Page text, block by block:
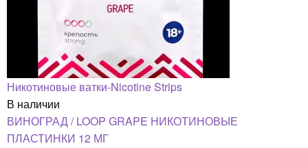
Никотиновые ватки-Nicotine Strips
В наличии
ВИНОГРАД / LOOP GRAPE НИКОТИНОВЫЕ
ПЛАСТИНКИ 12 МГ